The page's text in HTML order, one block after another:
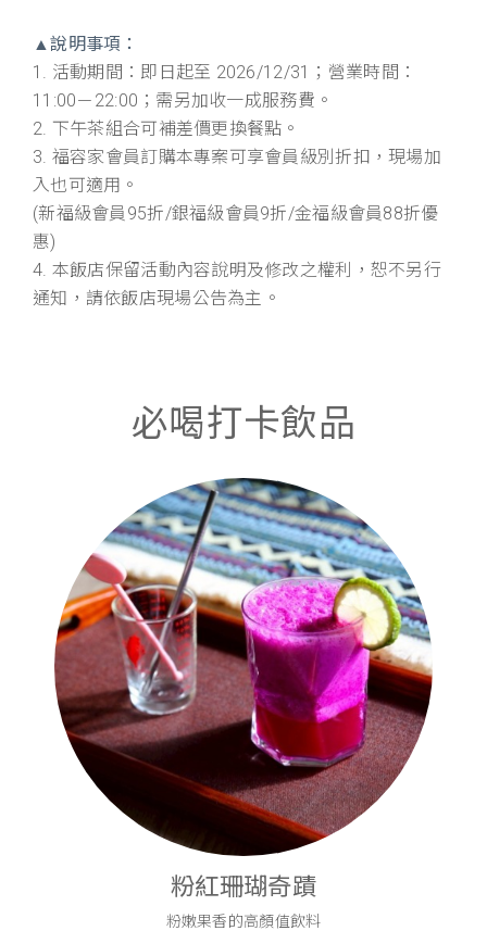
▲說明事項：
1. 活動期間：即日起至 2026/12/31；營業時間：
11:00－22:00；需另加收一成服務費。
2. 下午茶組合可補差價更換餐點。
3. 福容家會員訂購本專案可享會員級別折扣，現場加
入也可適用。
(新福級會員95折/銀福級會員9折/金福級會員88折優
惠)
4. 本飯店保留活動內容說明及修改之權利，恕不另行
通知，請依飯店現場公告為主。
必喝打卡飲品
粉紅珊瑚奇蹟
粉嫩果香的高顏值飲料